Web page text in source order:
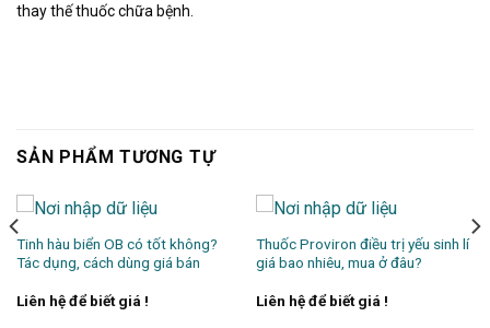
thay thế thuốc chữa bệnh.
SẢN PHẨM TƯƠNG TỰ
Tinh hàu biển OB có tốt không?
Tác dụng, cách dùng giá bán
Liên hệ để biết giá !
Thuốc Proviron điều trị yếu sinh lí
giá bao nhiêu, mua ở đâu?
Liên hệ để biết giá !